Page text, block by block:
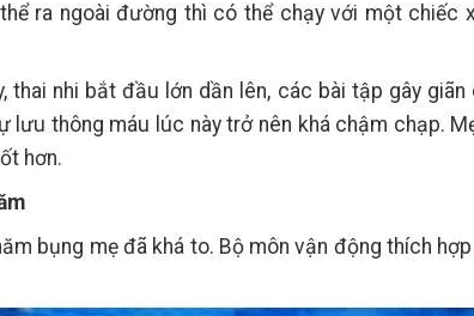
ra ngoài đường thì có thể chạy với một chiếc
thai nhi bắt đầu lớn dần lên, các bài tập gây
lưu thông máu lúc này trở nên khá chậm chạp.
hơn.
bụng mẹ đã khá to. Bộ môn vận động thích